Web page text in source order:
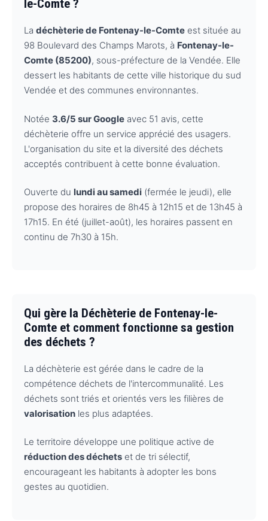
le-Comte ?
La déchèterie de Fontenay-le-Comte est située au
98 Boulevard des Champs Marots, à Fontenay-le-
Comte (85200), sous-préfecture de la Vendée. Elle
dessert les habitants de cette ville historique du sud
Vendée et des communes environnantes.
Notée 3.6/5 sur Google avec 51 avis, cette
déchèterie offre un service apprécié des usagers.
L'organisation du site et la diversité des déchets
acceptés contribuent à cette bonne évaluation.
Ouverte du lundi au samedi (fermée le jeudi), elle
propose des horaires de 8h45 à 12h15 et de 13h45 à
17h15. En été (juillet-août), les horaires passent en
continu de 7h30 à 15h.
Qui gère la Déchèterie de Fontenay-le-
Comte et comment fonctionne sa gestion
des déchets ?
La déchèterie est gérée dans le cadre de la
compétence déchets de l'intercommunalité. Les
déchets sont triés et orientés vers les filières de
valorisation les plus adaptées.
Le territoire développe une politique active de
réduction des déchets et de tri sélectif,
encourageant les habitants à adopter les bons
gestes au quotidien.